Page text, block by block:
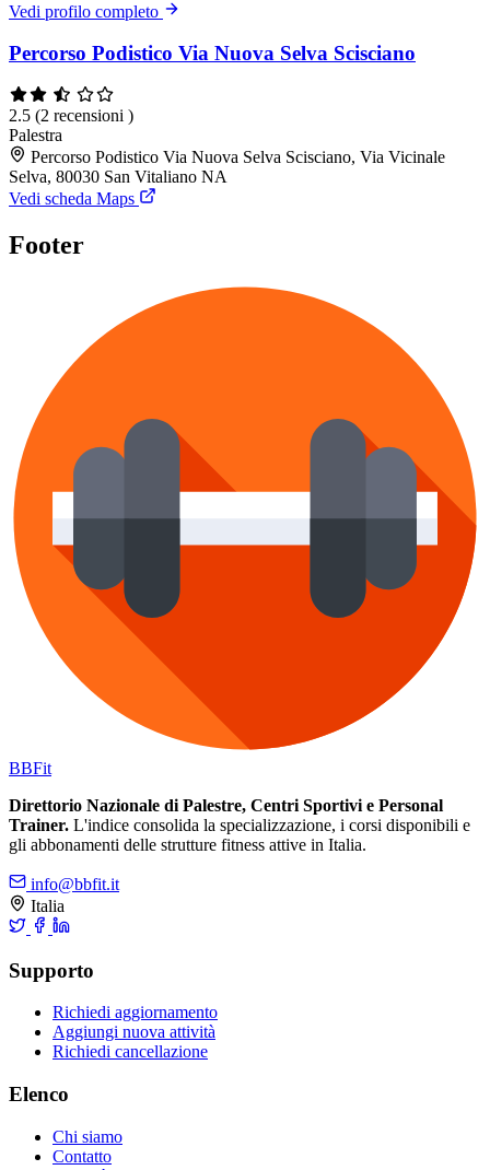
Vedi profilo completo
Percorso Podistico Via Nuova Selva Scisciano
2.5 (2 recensioni )
Palestra
Percorso Podistico Via Nuova Selva Scisciano, Via Vicinale
Selva, 80030 San Vitaliano NA
Vedi scheda Maps
Footer
BBFit
Direttorio Nazionale di Palestre, Centri Sportivi e Personal
Trainer. L'indice consolida la specializzazione, i corsi disponibili e
gli abbonamenti delle strutture fitness attive in Italia.
info@bbfit.it
Italia
Supporto
Richiedi aggiornamento
Aggiungi nuova attività
Richiedi cancellazione
Elenco
Chi siamo
Contatto